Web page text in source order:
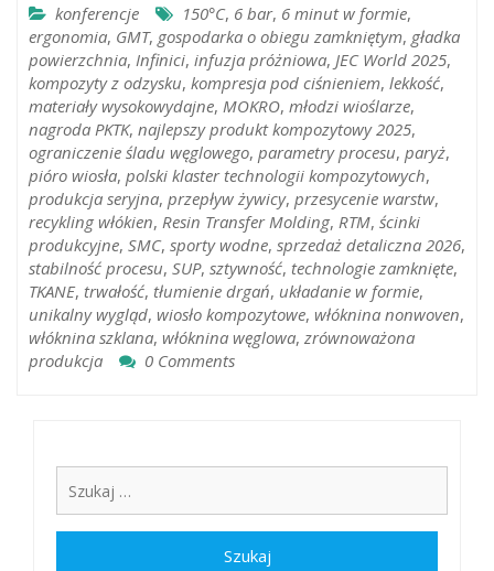
konferencje 150°C, 6 bar, 6 minut w formie,
ergonomia, GMT, gospodarka o obiegu zamkniętym, gładka
powierzchnia, Infinici, infuzja próżniowa, JEC World 2025,
kompozyty z odzysku, kompresja pod ciśnieniem, lekkość,
materiały wysokowydajne, MOKRO, młodzi wioślarze,
nagroda PKTK, najlepszy produkt kompozytowy 2025,
ograniczenie śladu węglowego, parametry procesu, paryż,
pióro wiosła, polski klaster technologii kompozytowych,
produkcja seryjna, przepływ żywicy, przesycenie warstw,
recykling włókien, Resin Transfer Molding, RTM, ścinki
produkcyjne, SMC, sporty wodne, sprzedaż detaliczna 2026,
stabilność procesu, SUP, sztywność, technologie zamknięte,
TKANE, trwałość, tłumienie drgań, układanie w formie,
unikalny wygląd, wiosło kompozytowe, włóknina nonwoven,
włóknina szklana, włóknina węglowa, zrównoważona
produkcja
0 Comments